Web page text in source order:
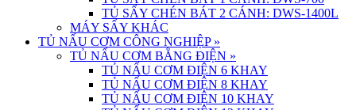
TỦ SẤY CHÉN BÁT 2 CÁNH: DWS-1400L
MÁY SẤY KHÁC
TỦ NẤU CƠM CÔNG NGHIỆP »
TỦ NẤU CƠM BẰNG ĐIỆN »
TỦ NẤU CƠM ĐIỆN 6 KHAY
TỦ NẤU CƠM ĐIỆN 8 KHAY
TỦ NẤU CƠM ĐIỆN 10 KHAY